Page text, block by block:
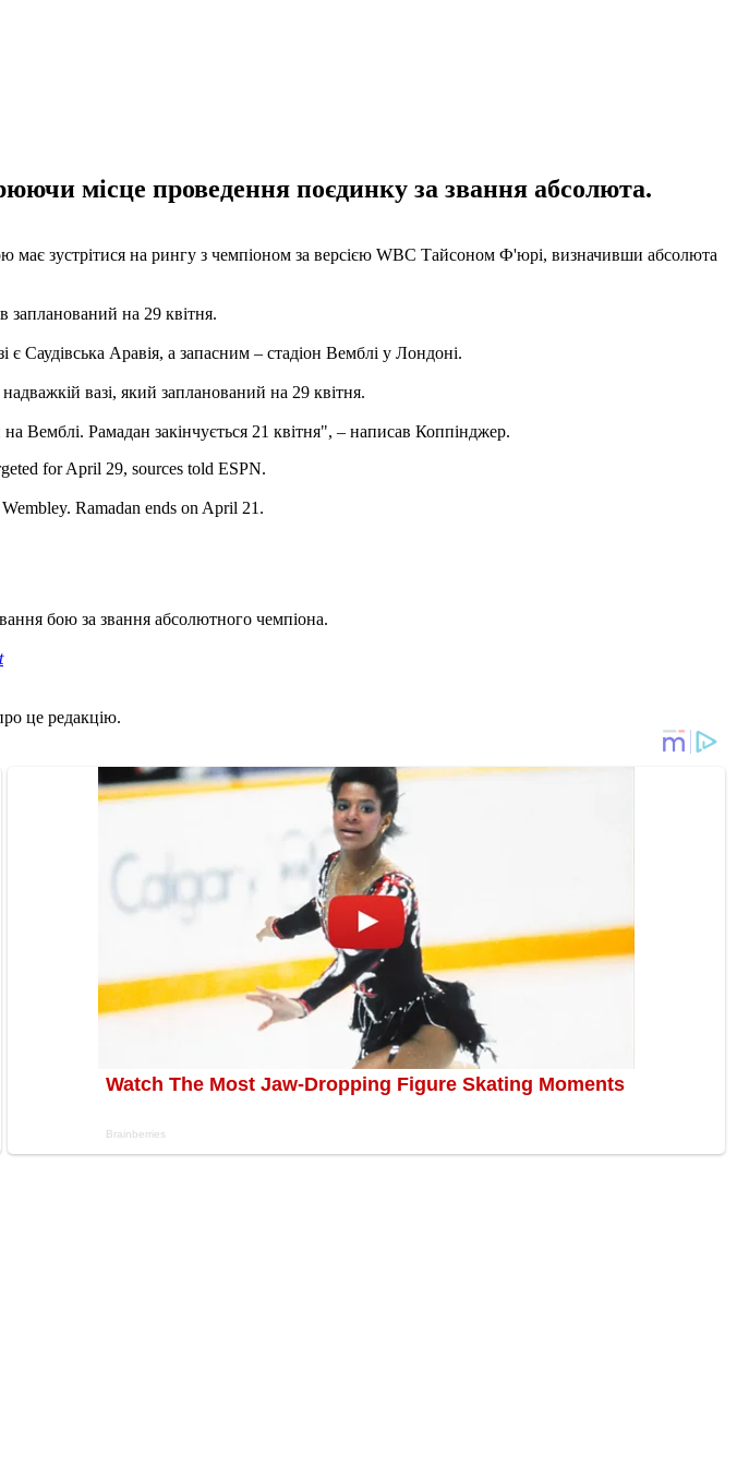
місце проведення поєдинку за звання абсолюта.
зустрітися на рингу з чемпіоном за версією WBC Тайсоном Ф'юрі, визначивши абсолюта
запланований на 29 квітня.
Саудівська Аравія, а запасним – стадіон Вемблі у Лондоні.
вазі, який запланований на 29 квітня.
Вемблі. Рамадан закінчується 21 квітня", – написав Коппінджер.
for April 29, sources told ESPN.
Ramadan ends on April 21.
бою за звання абсолютного чемпіона.
це редакцію.